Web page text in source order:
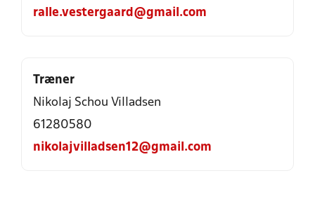
ralle.vestergaard@gmail.com
Træner
Nikolaj Schou Villadsen
61280580
nikolajvilladsen12@gmail.com